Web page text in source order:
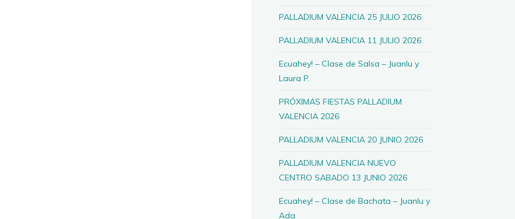
PALLADIUM VALENCIA 25 JULIO 2026
PALLADIUM VALENCIA 11 JULIO 2026
Ecuahey! – Clase de Salsa – Juanlu y
Laura P.
PRÓXIMAS FIESTAS PALLADIUM
VALENCIA 2026
PALLADIUM VALENCIA 20 JUNIO 2026
PALLADIUM VALENCIA NUEVO
CENTRO SABADO 13 JUNIO 2026
Ecuahey! – Clase de Bachata – Juanlu y
Ada